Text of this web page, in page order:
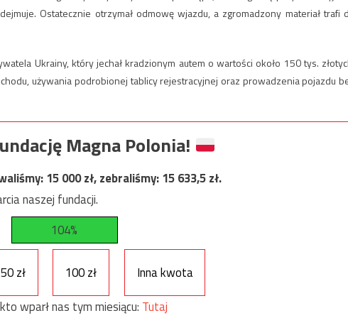
Ostatecznie otrzymał odmowę wjazdu, a zgromadzony materiał trafi
Ukrainy, który jechał kradzionym autem o wartości około 150 tys.
używania podrobionej tablicy rejestracyjnej oraz prowadzenia pojazdu
Magna Polonia!
15 000zł, zebraliśmy:15 633,5zł.
naszej fundacji.
104%
50 zł 100 zł
Inna kwota
wparł nas tym miesiącu: Tutaj